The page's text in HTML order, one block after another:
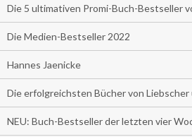
Die 5 ultimativen Promi-Buch-Bestseller
Die Medien-Bestseller 2022
Hannes Jaenicke
Die erfolgreichsten Bücher von Liebscher
NEU: Buch-Bestseller der letzten vier